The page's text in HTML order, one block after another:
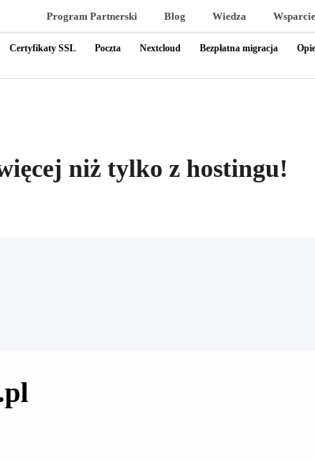
Program Partnerski Blog Wiedza Wsparcie
Certyfikaty SSL Poczta Nextcloud Bezpłatna migracja
niż tylko z hostingu!